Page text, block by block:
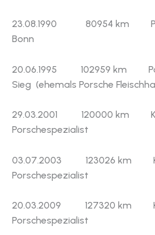
23.08.1990 80954 km
Bonn
20.06.1995 102959 km
Sieg (ehemals Porsche
29.03.2001 120000 km
Porschespezialist
03.07.2003 123026 km
Porschespezialist
20.03.2009 127320 km
Porschespezialist